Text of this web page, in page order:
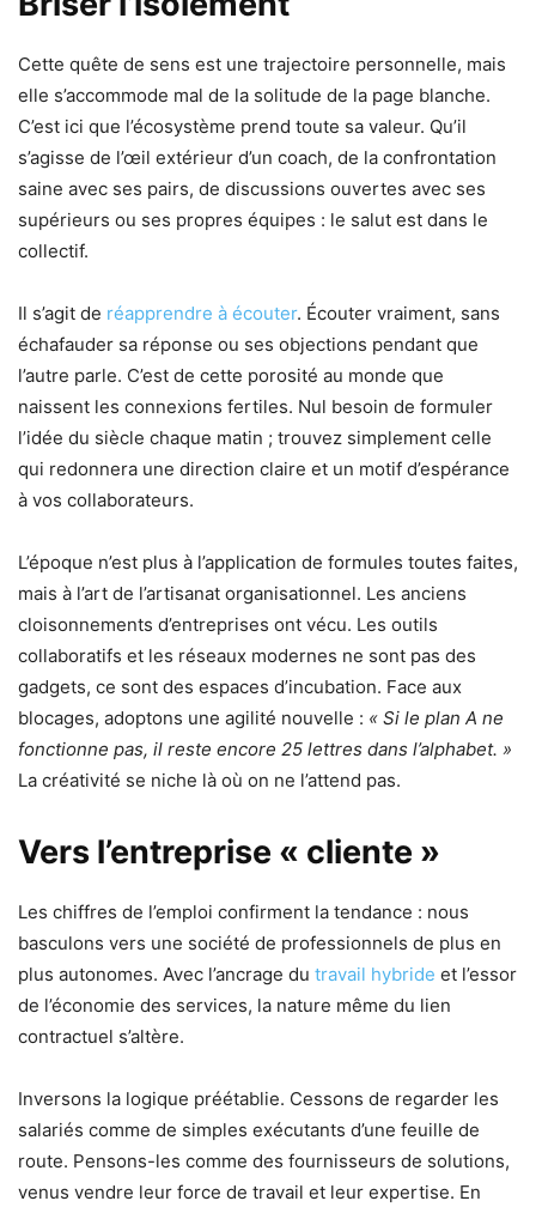
Cette quête de sens est une trajectoire personnelle, mais
elle s’accommode mal de la solitude de la page blanche.
C’est ici que l’écosystème prend toute sa valeur. Qu’il
s’agisse de l’œil extérieur d’un coach, de la confrontation
saine avec ses pairs, de discussions ouvertes avec ses
supérieurs ou ses propres équipes : le salut est dans le
collectif.
Il s’agit de réapprendre à écouter. Écouter vraiment, sans
échafauder sa réponse ou ses objections pendant que
l’autre parle. C’est de cette porosité au monde que
naissent les connexions fertiles. Nul besoin de formuler
l’idée du siècle chaque matin ; trouvez simplement celle
qui redonnera une direction claire et un motif d’espérance
à vos collaborateurs.
L’époque n’est plus à l’application de formules toutes faites,
mais à l’art de l’artisanat organisationnel. Les anciens
cloisonnements d’entreprises ont vécu. Les outils
collaboratifs et les réseaux modernes ne sont pas des
gadgets, ce sont des espaces d’incubation. Face aux
blocages, adoptons une agilité nouvelle : « Si le plan A ne
fonctionne pas, il reste encore 25 lettres dans l’alphabet. »
La créativité se niche là où on ne l’attend pas.
Vers l’entreprise « cliente »
Les chiffres de l’emploi confirment la tendance : nous
basculons vers une société de professionnels de plus en
plus autonomes. Avec l’ancrage du travail hybride et l’essor
de l’économie des services, la nature même du lien
contractuel s’altère.
Inversons la logique préétablie. Cessons de regarder les
salariés comme de simples exécutants d’une feuille de
route. Pensons-les comme des fournisseurs de solutions,
venus vendre leur force de travail et leur expertise. En